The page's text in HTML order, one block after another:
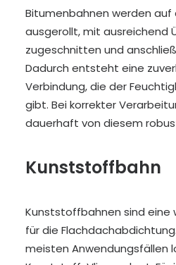
Bitumenbahnen werden auf
ausgerollt, mit ausreichend
zugeschnitten und
Dadurch entsteht eine
Verbindung, die der
gibt. Bei korrekter
dauerhaft von diesem
Kunststoffbahn
Kunststoffbahnen sind eine
für die
meisten Anwendungsfällen